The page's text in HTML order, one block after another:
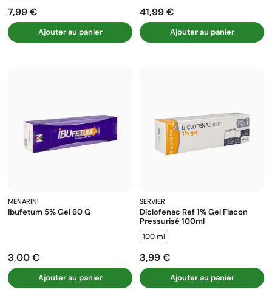
Prix
7,99 €
Ajouter au panier
Prix
41,99 €
Ajouter au panier
MÉNARINI
Ibufetum 5% Gel 60 G
Prix
3,00 €
Ajouter au panier
SERVIER
Diclofenac Ref 1% Gel Flacon
Pressurisé 100ml
100 ml
Prix
3,99 €
Ajouter au panier